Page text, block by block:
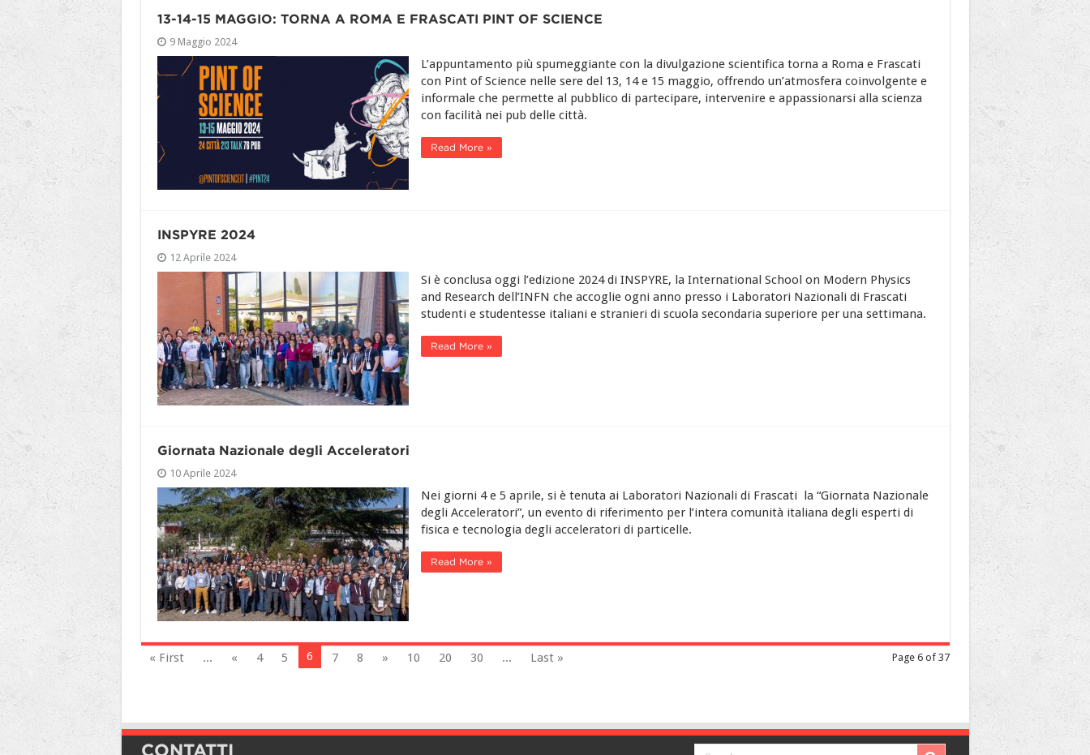
13-14-15 MAGGIO: TORNA A ROMA E FRASCATI PINT OF SCIENCE
9 Maggio 2024
L’appuntamento più spumeggiante con la divulgazione scientifica torna a Roma e Frascati
con Pint of Science nelle sere del 13, 14 e 15 maggio, offrendo un’atmosfera coinvolgente e
informale che permette al pubblico di partecipare, intervenire e appassionarsi alla scienza
con facilità nei pub delle città.
Read More »
INSPYRE 2024
12 Aprile 2024
Si è conclusa oggi l’edizione 2024 di INSPYRE, la International School on Modern Physics
and Research dell’INFN che accoglie ogni anno presso i Laboratori Nazionali di Frascati
studenti e studentesse italiani e stranieri di scuola secondaria superiore per una settimana.
Read More »
Giornata Nazionale degli Acceleratori
10 Aprile 2024
Nei giorni 4 e 5 aprile, si è tenuta ai Laboratori Nazionali di Frascati la “Giornata Nazionale
degli Acceleratori”, un evento di riferimento per l’intera comunità italiana degli esperti di
fisica e tecnologia degli acceleratori di particelle.
Read More »
Page 6 of 37
« First ... « 4 5 6 7 8 » 10 20 30 ... Last »
CONTATTI